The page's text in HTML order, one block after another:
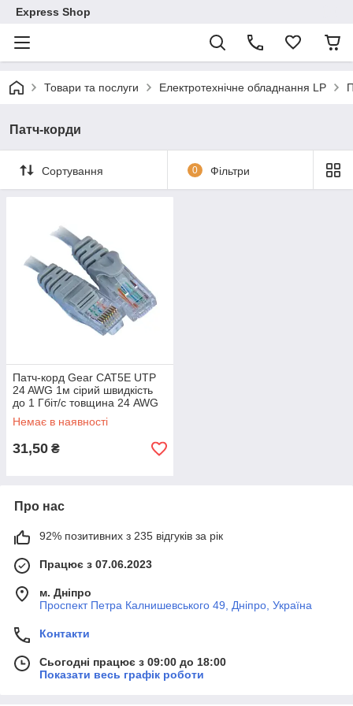
Express Shop
Товари та послуги Електротехнічне обладнання LP
Патч-корди
Сортування 0 Фільтри
Патч-корд Gear СAT5E UTP
24 AWG 1м сірий швидкість
до 1 Гбіт/с товщина 24 AWG
Немає в наявності
31,50 ₴
Про нас
92% позитивних з 235 відгуків за рік
Працює з 07.06.2023
м. Дніпро
Проспект Петра Калнишевського 49, Дніпро, Україна
Контакти
Сьогодні працює з 09:00 до 18:00
Показати весь графік роботи